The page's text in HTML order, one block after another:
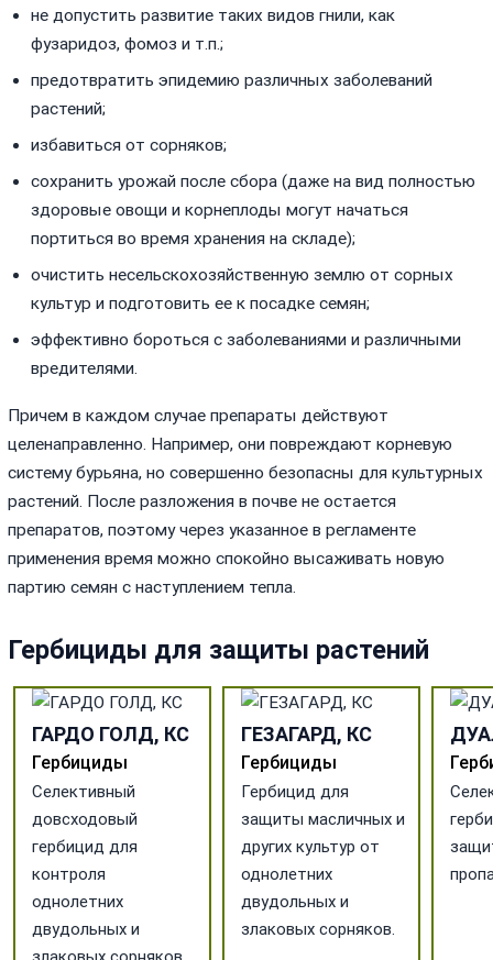
не допустить развитие таких видов гнили, как
фузаридоз, фомоз и т.п.;
предотвратить эпидемию различных заболеваний
растений;
избавиться от сорняков;
сохранить урожай после сбора (даже на вид полностью
здоровые овощи и корнеплоды могут начаться
портиться во время хранения на складе);
очистить несельскохозяйственную землю от сорных
культур и подготовить ее к посадке семян;
эффективно бороться с заболеваниями и различными
вредителями.
Причем в каждом случае препараты действуют
целенаправленно. Например, они повреждают корневую
систему бурьяна, но совершенно безопасны для культурных
растений. После разложения в почве не остается
препаратов, поэтому через указанное в регламенте
применения время можно спокойно высаживать новую
партию семян с наступлением тепла.
Гербициды для защиты растений
ГАРДО ГОЛД, КС
Гербициды
Селективный
довсходовый
гербицид для
контроля
однолетних
двудольных и
ГЕЗАГАРД, КС
Гербициды
Гербицид для
защиты масличных и
других культур от
однолетних
двудольных и
злаковых сорняков.